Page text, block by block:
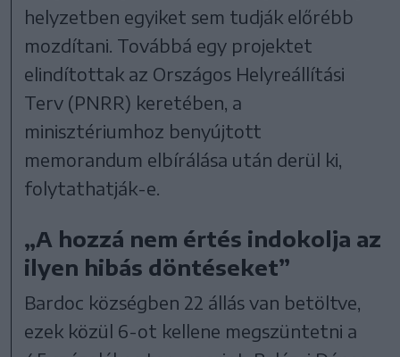
helyzetben egyiket sem tudják előrébb
mozdítani. Továbbá egy projektet
elindítottak az Országos Helyreállítási
Terv (PNRR) keretében, a
minisztériumhoz benyújtott
memorandum elbírálása után derül ki,
folytathatják-e.
„A hozzá nem értés indokolja az
ilyen hibás döntéseket”
Bardoc községben 22 állás van betöltve,
ezek közül 6-ot kellene megszüntetni a